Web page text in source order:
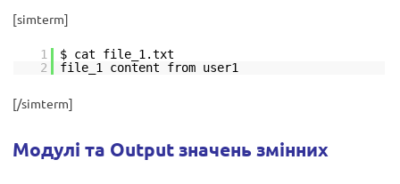
[simterm]
1
$ cat file_1.txt
2
file_1 content from user1
[/simterm]
Модулі та Output значень змінних